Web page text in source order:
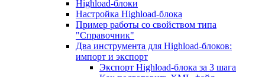
Highload-блоки
Настройка Highload-блока
Пример работы со свойством типа
"Справочник"
Два инструмента для Highload-блоков:
импорт и экспорт
Экспорт Highload-блока за 3 шага